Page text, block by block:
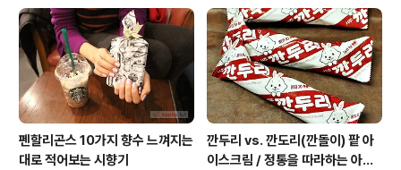
원되어 홍보하고 삐끼노릇을 하는 상품에만 가치를 부여하
고 지갑을 연다. - 남녀아이돌 출신 출연자 등장하는 뮤지
컬: 더블캐스팅에서 비아이돌 주인공의 공연에는 좌석 점
유율 빈곤한... 무대예술도..
펜할리곤스 10가지 향수 느껴지는
대로 적어보는 시향기
깐두리 vs. 깐도리(깐돌이) 팥 아
이스크림 / 정통을 따라하는 아류